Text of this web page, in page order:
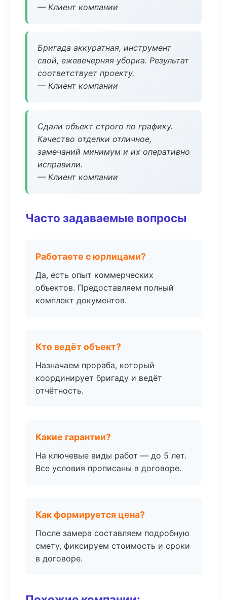
— Клиент компании
Бригада аккуратная, инструмент
свой, ежевечерняя уборка. Результат
соответствует проекту.
— Клиент компании
Сдали объект строго по графику.
Качество отделки отличное,
замечаний минимум и их оперативно
исправили.
— Клиент компании
Часто задаваемые вопросы
Работаете с юрлицами?
Да, есть опыт коммерческих
объектов. Предоставляем полный
комплект документов.
Кто ведёт объект?
Назначаем прораба, который
координирует бригаду и ведёт
отчётность.
Какие гарантии?
На ключевые виды работ — до 5 лет.
Все условия прописаны в договоре.
Как формируется цена?
После замера составляем подробную
смету, фиксируем стоимость и сроки
в договоре.